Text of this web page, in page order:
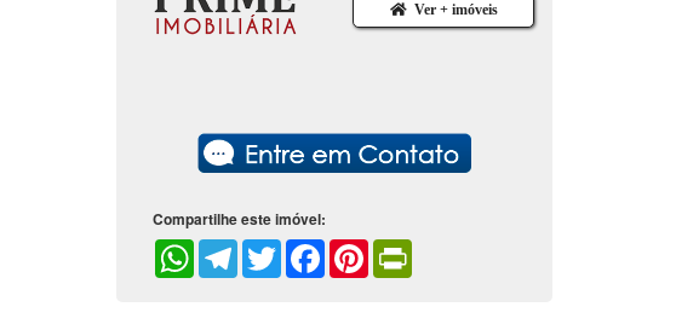
Ver + imóveis
Compartilhe este imóvel:
WhatsAppTelegramTwitterFacebookPinterest